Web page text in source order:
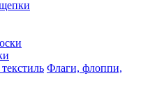
Флаги, флоппи,